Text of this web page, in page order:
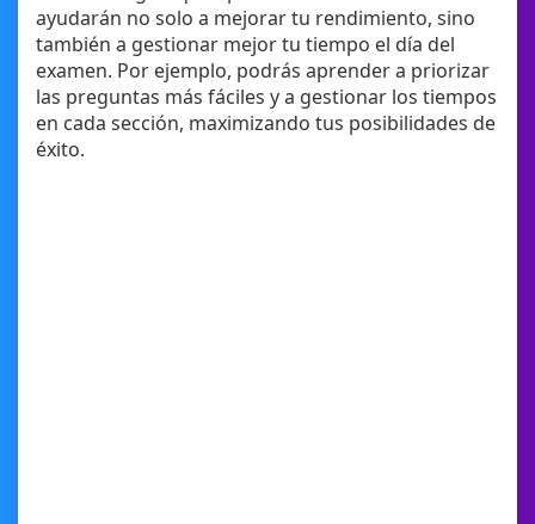
ayudarán no solo a mejorar tu rendimiento, sino
también a gestionar mejor tu tiempo el día del
examen. Por ejemplo, podrás aprender a priorizar
las preguntas más fáciles y a gestionar los tiempos
en cada sección, maximizando tus posibilidades de
éxito.